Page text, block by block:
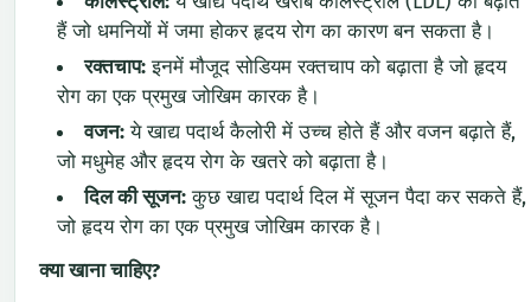
हैं जो धमनियों में जमा होकर हृदय रोग का कारण बन सकता है।
रक्तचाप:इनमें मौजूद सोडियम रक्तचाप को बढ़ाता है जो हृदय
रोग का एक प्रमुख जोखिम कारक है।
वजन:ये खाद्य पदार्थ कैलोरी में उच्च होते हैं और वजन बढ़ाते हैं,
जो मधुमेह और हृदय रोग के खतरे को बढ़ाता है।
दिल की सूजन:कुछ खाद्य पदार्थ दिल में सूजन पैदा कर सकते हैं,
जो हृदय रोग का एक प्रमुख जोखिम कारक है।
क्या खाना चाहिए?